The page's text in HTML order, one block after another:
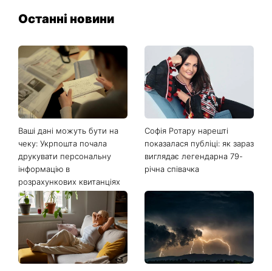
Останні новини
Ваші дані можуть бути на
чеку: Укрпошта почала
друкувати персональну
інформацію в
розрахункових квитанціях
Софія Ротару нарешті
показалася публіці: як зараз
виглядає легендарна 79-
річна співачка